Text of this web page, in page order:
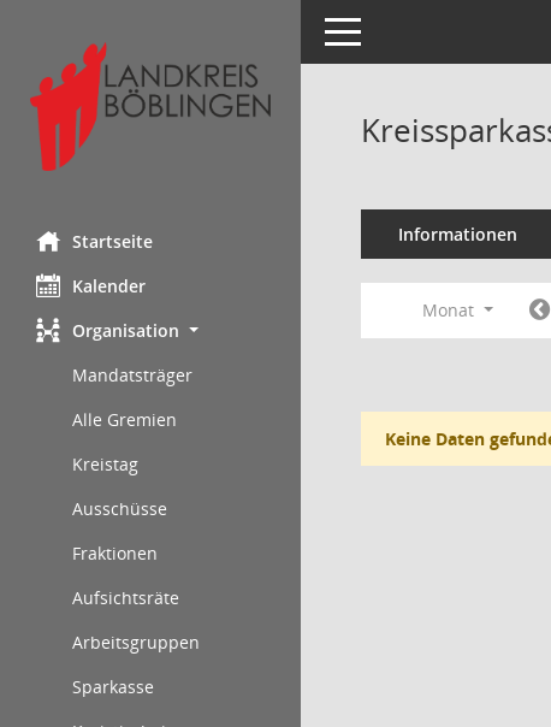
Startseite
Kalender
Organisation
Mandatsträger
Alle Gremien
Kreistag
Ausschüsse
Fraktionen
Aufsichtsräte
Arbeitsgruppen
Sparkasse
Toggle navigation
Informationen
Monat
Keine Daten